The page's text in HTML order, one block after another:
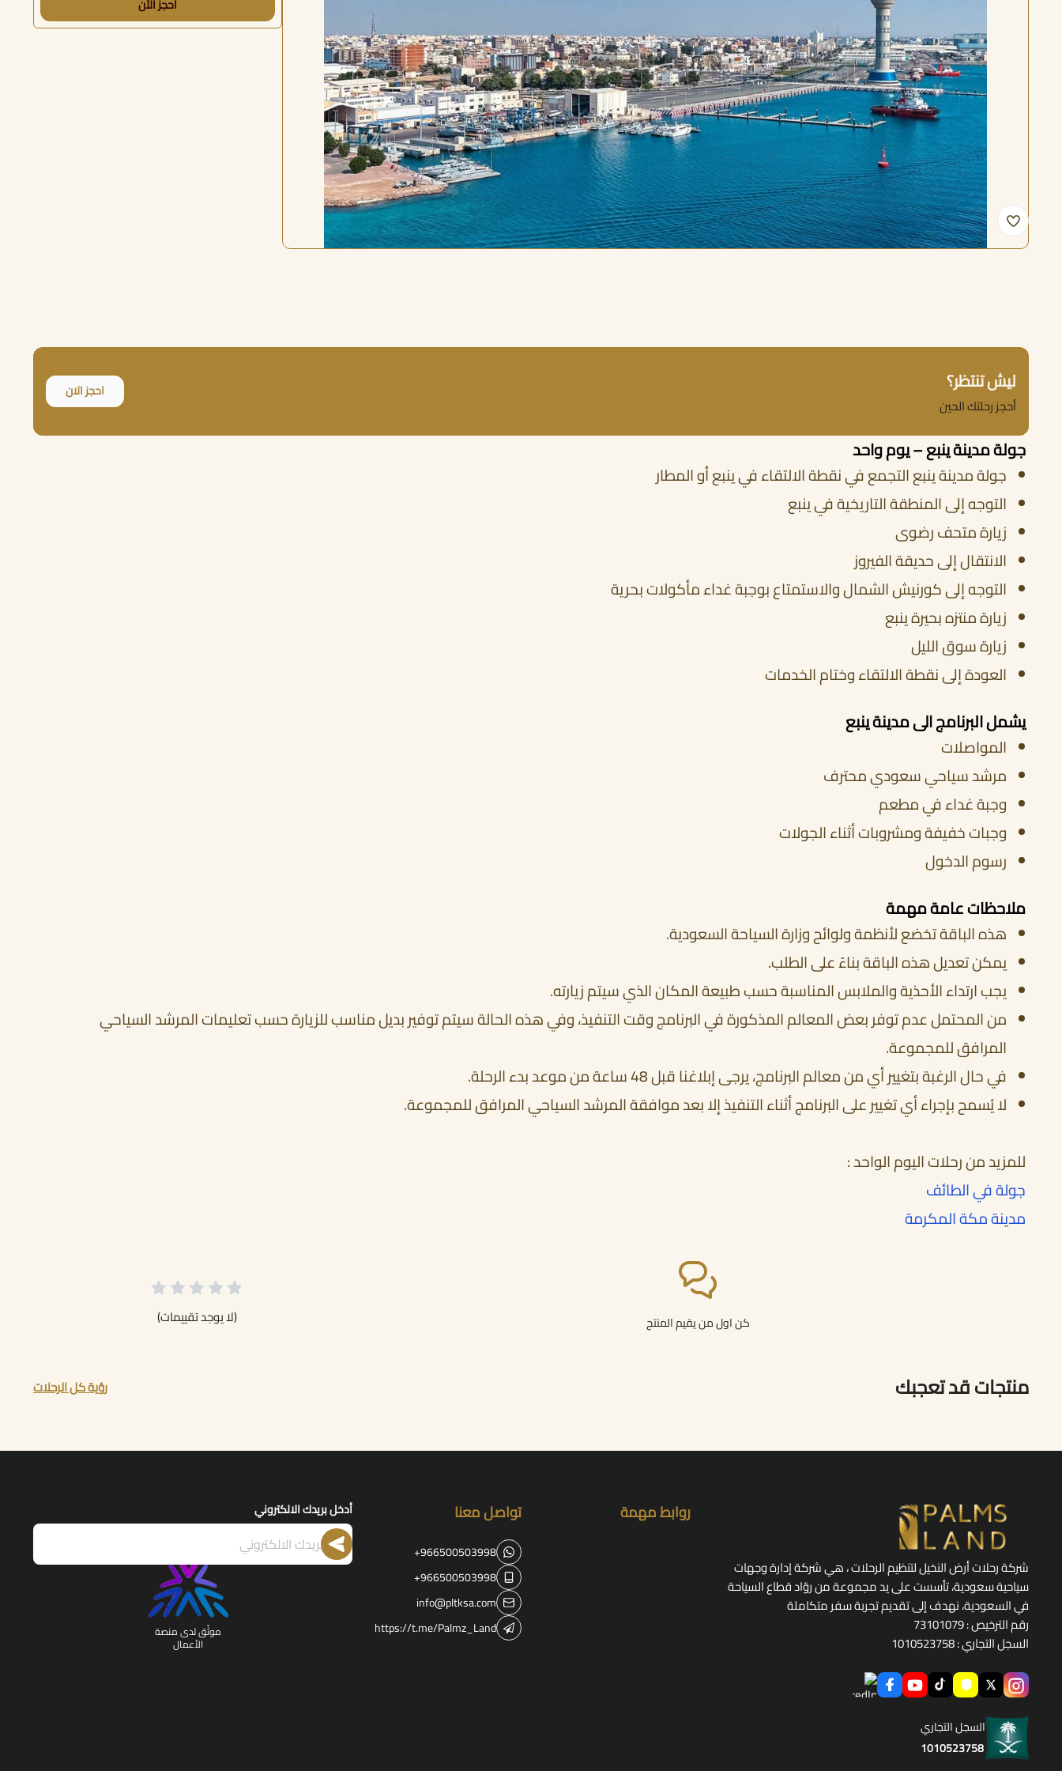
احجز الآن
ليش تنتظر؟
أحجز رحلتك الحين
احجز الان
جولة مدينة ينبع – يوم واحد
جولة مدينة ينبع التجمع في نقطة الالتقاء في ينبع أو المطار
التوجه إلى المنطقة التاريخية في ينبع
زيارة متحف رضوى
الانتقال إلى حديقة الفيروز
التوجه إلى كورنيش الشمال والاستمتاع بوجبة غداء مأكولات بحرية
زيارة منتزه بحيرة ينبع
زيارة سوق الليل
العودة إلى نقطة الالتقاء وختام الخدمات
يشمل البرنامج الىمدينة ينبع
المواصلات
مرشد سياحي سعودي محترف
وجبة غداء في مطعم
وجبات خفيفة ومشروبات أثناء الجولات
رسوم الدخول
ملاحظات عامة مهمة
هذه الباقة تخضع لأنظمة ولوائح وزارة السياحة السعودية.
يمكن تعديل هذه الباقة بناءً على الطلب.
يجب ارتداء الأحذية والملابس المناسبة حسب طبيعة المكان الذي سيتم زيارته.
من المحتمل عدم توفر بعض المعالم المذكورة في البرنامج وقت التنفيذ، وفي هذه الحالة سيتم توفير بديل مناسب للزيارة حسب تعليمات المرشد السياحي
المرافق للمجموعة.
في حال الرغبة بتغيير أي من معالم البرنامج، يرجى إبلاغنا قبل 48 ساعة من موعد بدء الرحلة.
لا يُسمح بإجراء أي تغيير على البرنامج أثناء التنفيذ إلا بعد موافقة المرشد السياحي المرافق للمجموعة.
للمزيد من رحلات اليوم الواحد :
جولة في الطائف
مدينة مكة المكرمة
كن اول من يقيم المنتج (لا يوجد تقييمات)
منتجات قد تعجبك رؤية كل الرحلات
شركة رحلات أرض النخيل لتنظيم الرحلات ، هي شركة إدارة وجهات
سياحية سعودية، تأسست على يد مجموعة من روّاد قطاع السياحة
في السعودية، نهدف إلى تقديم تجربة سفر متكاملة
رقم الترخيص : 73101079
السجل التجاري : 1010523758
السجل التجاري
1010523758
روابط مهمة تواصل معنا
+966500503998
+966500503998
info@pltksa.com
https://t.me/Palmz_Land
أدخل بريدك الالكتروني
موثّق لدى منصة
الأعمال